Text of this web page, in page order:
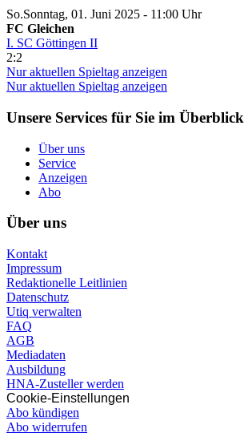
So.Sonntag, 01. Juni 2025 - 11:00 Uhr
FC Gleichen
I. SC Göttingen II
2:2
Nur aktuellen Spieltag anzeigen
Nur aktuellen Spieltag anzeigen
Unsere Services für Sie im Überblick
Über uns
Service
Anzeigen
Abo
Über uns
Kontakt
Impressum
Redaktionelle Leitlinien
Datenschutz
Utiq verwalten
FAQ
AGB
Mediadaten
Ausbildung
HNA-Zusteller werden
Cookie-Einstellungen
Abo kündigen
Abo widerrufen